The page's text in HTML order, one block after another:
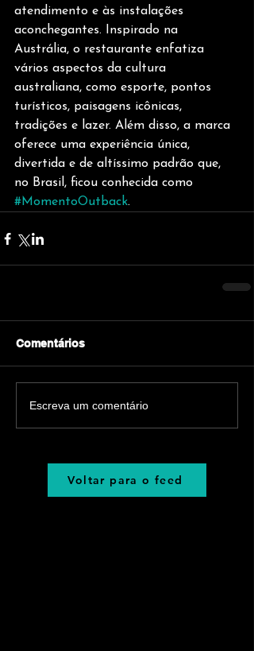
atendimento e às instalações
aconchegantes. Inspirado na
Austrália, o restaurante enfatiza
vários aspectos da cultura
australiana, como esporte, pontos
turísticos, paisagens icônicas,
tradições e lazer. Além disso, a marca
oferece uma experiência única,
divertida e de altíssimo padrão que,
no Brasil, ficou conhecida como
#MomentoOutback.
Comentários
Escreva um comentário
Voltar para o feed